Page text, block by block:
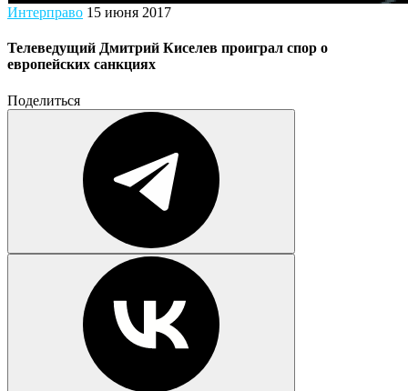
Интерправо 15 июня 2017
Телеведущий Дмитрий Киселев проиграл спор о
европейских санкциях
Поделиться